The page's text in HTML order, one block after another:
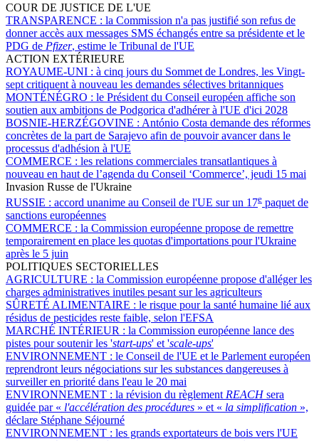
COUR DE JUSTICE DE L'UE
TRANSPARENCE : la Commission n'a pas justifié son refus de
donner accès aux messages SMS échangés entre sa présidente et le
PDG de Pfizer, estime le Tribunal de l'UE
ACTION EXTÉRIEURE
ROYAUME-UNI : à cinq jours du Sommet de Londres, les Vingt-
sept critiquent à nouveau les demandes sélectives britanniques
MONTÉNÉGRO : le Président du Conseil européen affiche son
soutien aux ambitions de Podgorica d'adhérer à l'UE d'ici 2028
BOSNIE-HERZÉGOVINE : António Costa demande des réformes
concrètes de la part de Sarajevo afin de pouvoir avancer dans le
processus d'adhésion à l'UE
COMMERCE : les relations commerciales transatlantiques à
nouveau en haut de l’agenda du Conseil ‘Commerce’, jeudi 15 mai
Invasion Russe de l'Ukraine
RUSSIE : accord unanime au Conseil de l'UE sur un 17e paquet de
sanctions européennes
COMMERCE : la Commission européenne propose de remettre
temporairement en place les quotas d'importations pour l'Ukraine
après le 5 juin
POLITIQUES SECTORIELLES
AGRICULTURE : la Commission européenne propose d'alléger les
charges administratives inutiles pesant sur les agriculteurs
SÛRETÉ ALIMENTAIRE : le risque pour la santé humaine lié aux
résidus de pesticides reste faible, selon l'EFSA
MARCHÉ INTÉRIEUR : la Commission européenne lance des
pistes pour soutenir les 'start-ups' et 'scale-ups'
ENVIRONNEMENT : le Conseil de l'UE et le Parlement européen
reprendront leurs négociations sur les substances dangereuses à
surveiller en priorité dans l'eau le 20 mai
ENVIRONNEMENT : la révision du règlement REACHsera
guidée par « l'accélération des procédures » et « la simplification »,
déclare Stéphane Séjourné
ENVIRONNEMENT : les grands exportateurs de bois vers l'UE